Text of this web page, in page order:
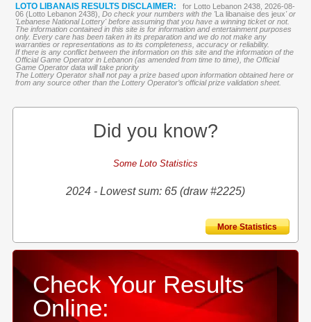
LOTO LIBANAIS RESULTS DISCLAIMER:
for Lotto Lebanon 2438, 2026-08-
06 (Lotto Lebanon 2438), Do check your numbers with the 'La libanaise des jeux' or
'Lebanese National Lottery' before assuming that you have a winning ticket or not.
The information contained in this site is for information and entertainment purposes
only. Every care has been taken in its preparation and we do not make any
warranties or representations as to its completeness, accuracy or reliability.
If there is any conflict between the information on this site and the information of the
Official Game Operator in Lebanon (as amended from time to time), the Official
Game Operator data will take priority
The Lottery Operator shall not pay a prize based upon information obtained here or
from any source other than the Lottery Operator’s official prize validation sheet.
Did you know?
Some Loto Statistics
2024 - Lowest sum: 65 (draw #2225)
More Statistics
Check Your Results
Online: